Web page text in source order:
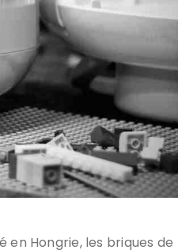
Hongrie, les briques de